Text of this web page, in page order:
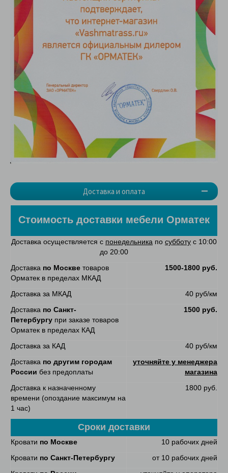
Доставка и оплата
Стоимость доставки мебели Орматек
Доставка осуществляется с понедельника по субботу с 10:00
до 20:00
Доставка по Москве товаров
Орматек в пределах МКАД
1500-1800 руб.
Доставка за МКАД
40 руб/км
Доставка по Санкт-
Петербургу при заказе товаров
Орматек в пределах КАД
1500 руб.
Доставка за КАД
40 руб/км
Доставка по другим городам
России без предоплаты
уточняйте у менеджера
магазина
Доставка к назначенному
времени (опоздание максимум на
1 час)
1800 руб.
Сроки доставки
Кровати по Москве
10 рабочих дней
Кровати по Санкт-Петербургу
от 10 рабочих дней